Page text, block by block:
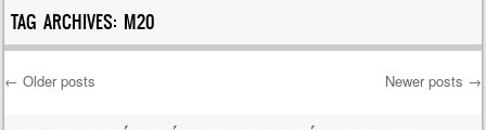
Skip to content
TAG ARCHIVES: M20
← Older posts Newer posts →